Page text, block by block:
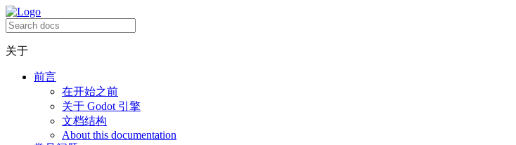
关于
前言
在开始之前
关于 Godot 引擎
文档结构
About this documentation